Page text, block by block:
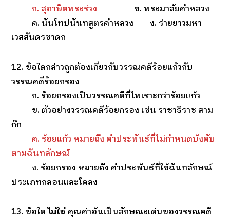
ก. สุภาษิตพระร่วง ข. พระมาลัยคำหลวง
ค. นันโทปนันทสูตรคำหลวง ง. ร่ายยาวมหา
เวสสันดรชาดก
12. ข้อใดกล่าวถูกต้องเกี่ยวกับวรรณคดีร้อยแก้วกับ
วรรณคดีร้อยกรอง
ก. ร้อยกรองเป็นวรรณคดีที่ไพเราะกว่าร้อยแก้ว
ข. ตัวอย่างวรรณคดีร้อยกรอง เช่น ราชาธิราช สาม
ก๊ก
ค. ร้อยแก้ว หมายถึง คำประพันธ์ที่ไม่กำหนดบังคับ
ตามฉันทลักษณ์
ง. ร้อยกรอง หมายถึง คำประพันธ์ที่ใช้ฉันทลักษณ์
ประเภทกลอนและโคลง
13. ข้อใดไม่ใช่คุณค่าอันเป็นลักษณะเด่นของวรรณคดี